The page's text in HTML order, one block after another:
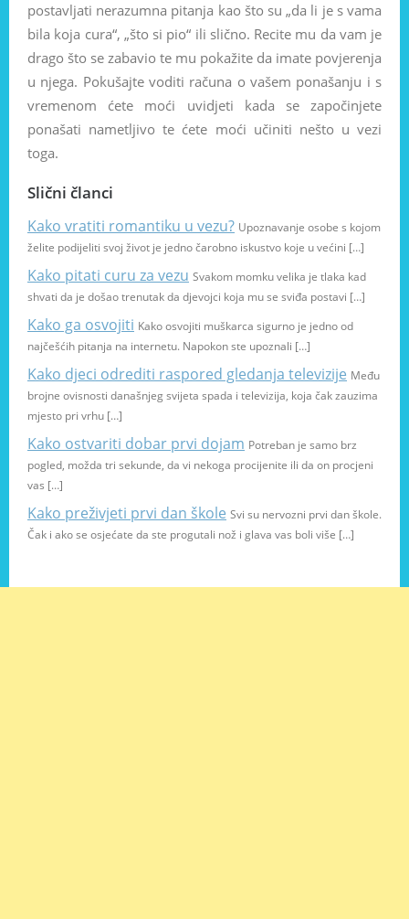
postavljati nerazumna pitanja kao što su „da li je s vama
bila koja cura“, „što si pio“ ili slično. Recite mu da vam je
drago što se zabavio te mu pokažite da imate povjerenja
u njega. Pokušajte voditi računa o vašem ponašanju i s
vremenom ćete moći uvidjeti kada se započinjete
ponašati nametljivo te ćete moći učiniti nešto u vezi
toga.
Slični članci
Kako vratiti romantiku u vezu? Upoznavanje osobe s kojom
želite podijeliti svoj život je jedno čarobno iskustvo koje u većini […]
Kako pitati curu za vezu Svakom momku velika je tlaka kad
shvati da je došao trenutak da djevojci koja mu se sviđa postavi […]
Kako ga osvojiti Kako osvojiti muškarca sigurno je jedno od
najčešćih pitanja na internetu. Napokon ste upoznali […]
Kako djeci odrediti raspored gledanja televizije Među
brojne ovisnosti današnjeg svijeta spada i televizija, koja čak zauzima
mjesto pri vrhu […]
Kako ostvariti dobar prvi dojam Potreban je samo brz
pogled, možda tri sekunde, da vi nekoga procijenite ili da on procjeni
vas […]
Kako preživjeti prvi dan škole Svi su nervozni prvi dan škole.
Čak i ako se osjećate da ste progutali nož i glava vas boli više […]